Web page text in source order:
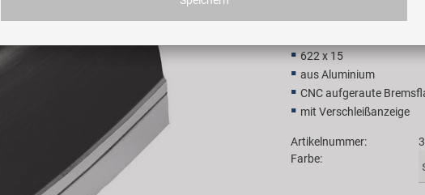
Unverbindliche
622 x 15
aus Aluminium
CNC aufgeraute
mit Verschleißanzeige
Artikelnummer:
Farbe: